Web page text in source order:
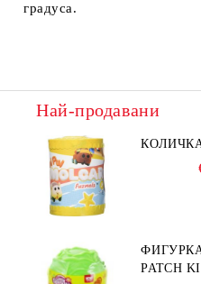
градуса.
Най-продавани
PATCH